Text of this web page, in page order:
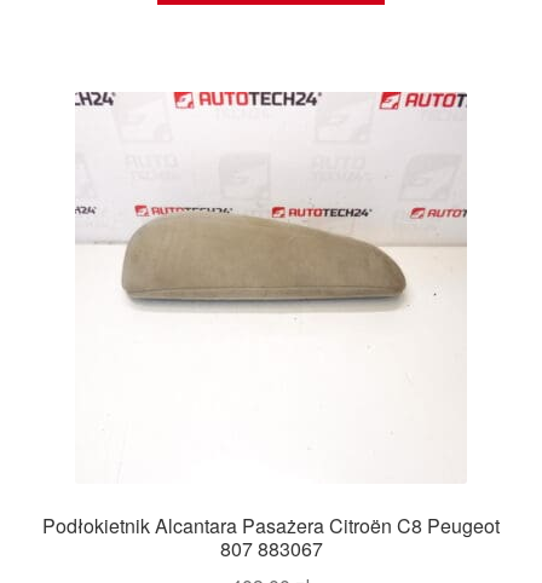
Podłokietnik Alcantara Pasażera Citroën C8 Peugeot
807 883067